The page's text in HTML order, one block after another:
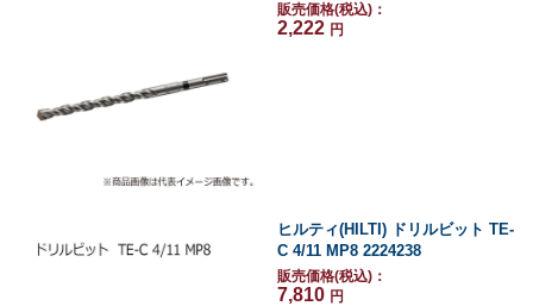
販売価格(税込)：
2,222 円
ヒルティ(HILTI) ドリルビット TE-
C 4/11 MP8 2224238
販売価格(税込)：
7,810 円